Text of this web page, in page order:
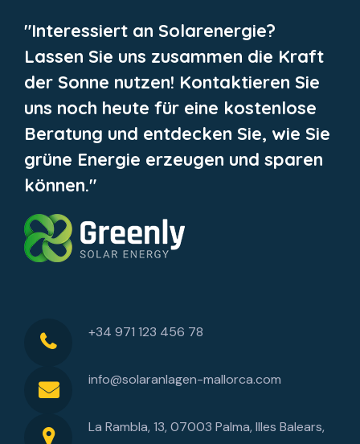
"Interessiert an Solarenergie?
Lassen Sie uns zusammen die Kraft
der Sonne nutzen! Kontaktieren Sie
uns noch heute für eine kostenlose
Beratung und entdecken Sie, wie Sie
grüne Energie erzeugen und sparen
können."
+34 971 123 456 78
info@solaranlagen-mallorca.com
La Rambla, 13, 07003 Palma, Illes Balears,